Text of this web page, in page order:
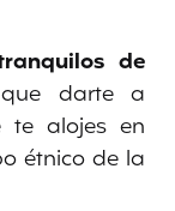
de
darte a
te alojes en
étnico de la